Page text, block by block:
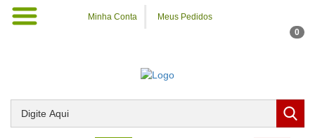
Minha Conta
Meus Pedidos
0